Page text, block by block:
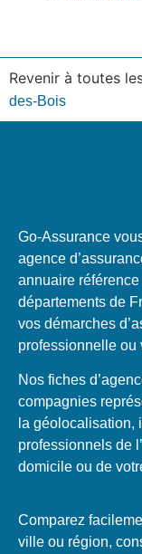
Revenir à toutes
des-Bois
Go-Assurance
agence
annuaire
départements de
vos démarches
professionnelle ou
Nos fiches
compagnies
la géolocalisation,
professionnels de
domicile ou de
Comparez
ville ou région,